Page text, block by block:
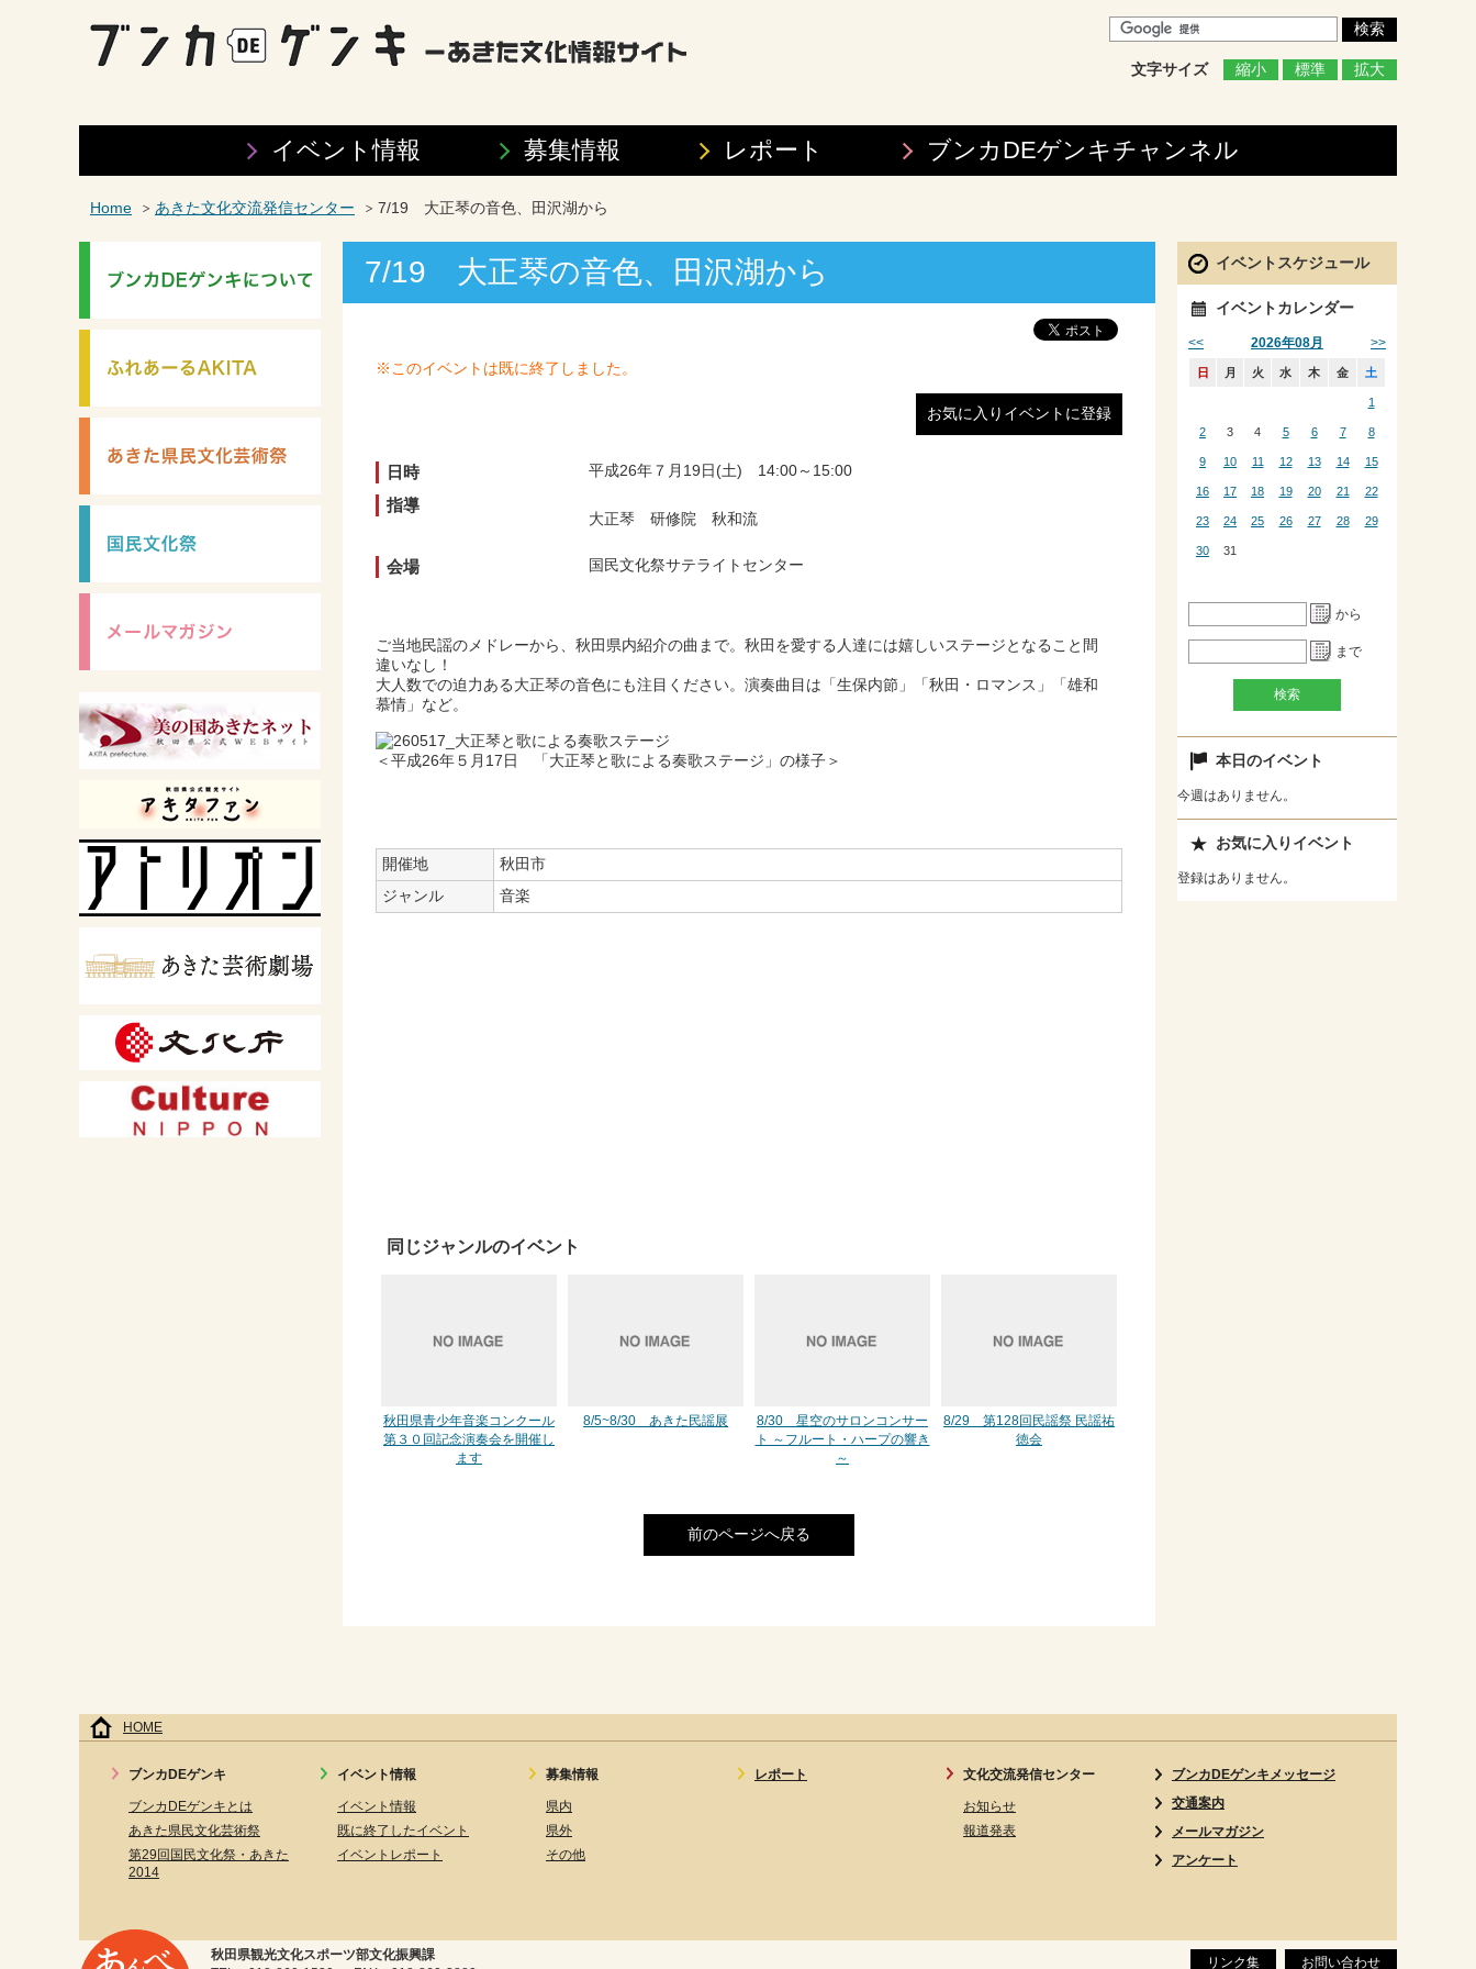
文字サイズ 縮小 標準 拡大
イベント情報 募集情報 レポート ブンカDEゲンキチャンネル
Home あきた文化交流発信センター 7/19 大正琴の音色、田沢湖から
7/19 大正琴の音色、田沢湖から
※このイベントは既に終了しました。
お気に入りイベントに登録
日時 平成26年７月19日(土) 14:00～15:00
指導
大正琴 研修院 秋和流
会場 国民文化祭サテライトセンター
ご当地民謡のメドレーから、秋田県内紹介の曲まで。秋田を愛する人達には嬉しいステージとなること間
違いなし！
大人数での迫力ある大正琴の音色にも注目ください。演奏曲目は「生保内節」「秋田・ロマンス」「雄和
慕情」など。
＜平成26年５月17日 「大正琴と歌による奏歌ステージ」の様子＞
開催地
秋田市
ジャンル
音楽
同じジャンルのイベント
秋田県青少年音楽コンクール
第３０回記念演奏会を開催し
ます
8/5~8/30 あきた民謡展
8/30 星空のサロンコンサー
ト ～フルート・ハープの響き
～
8/29 第128回民謡祭 民謡祐
徳会
前のページへ戻る
イベントスケジュール
イベントカレンダー
2026年08月
<< >>
日 月 火 水 木 金 土
1
2 3 4 5 6 7 8
9 10 11 12 13 14 15
16 17 18 19 20 21 22
23 24 25 26 27 28 29
30 31
から
まで
本日のイベント
今週はありません。
お気に入りイベント
登録はありません。
HOME
ブンカDEゲンキ
ブンカDEゲンキとは
あきた県民文化芸術祭
第29回国民文化祭・あきた
2014
イベント情報
イベント情報
既に終了したイベント
イベントレポート
募集情報
県内
県外
その他
レポート 文化交流発信センター
お知らせ
報道発表
ブンカDEゲンキメッセージ
交通案内
メールマガジン
アンケート
リンク集 お問い合わせ
秋田県観光文化スポーツ部文化振興課